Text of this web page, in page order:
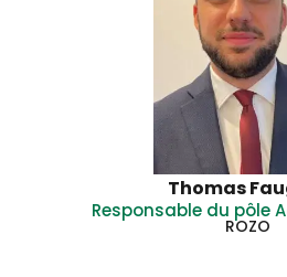
Thomas
Responsable du pôle
ROZO